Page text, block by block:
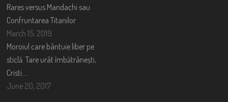
Rares versus Mandachi sau
Confruntarea Titanilor
March 15, 2019
Moroiul care bântuie liber pe
sticlă. Tare urât îmbătrânești,
Cristi….
June 20, 2017